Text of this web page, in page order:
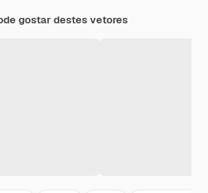
gostar destes vetores